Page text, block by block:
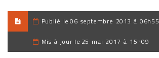
Publié le 06 septembre 2013 à 06h55
Mis à jour le 25 mai 2017 à 15h09